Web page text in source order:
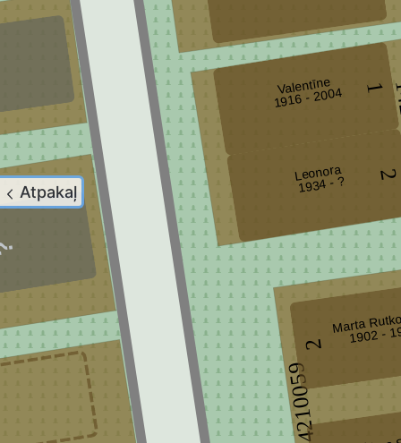
Atpakaļ
14210059
2
1
2
Marta1902 -
Valentīne
1916 - 2004
Leonora
1934 - ?